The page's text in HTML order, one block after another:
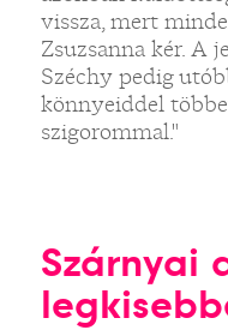
vissza, mert
Zsuzsanna kér. A
Széchy pedig
könnyeiddel
szigorommal."
Szárnyai